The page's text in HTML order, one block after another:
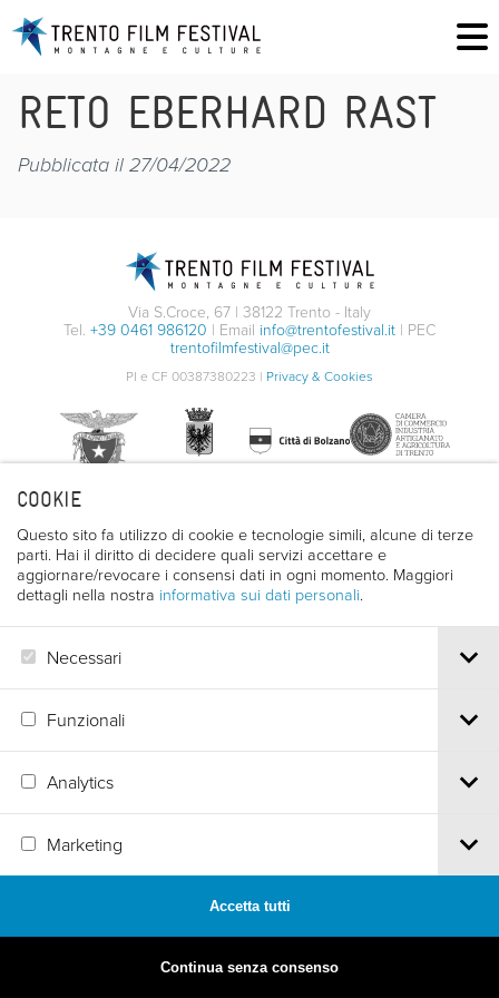
COOKIE
Questo sito fa utilizzo di cookie e tecnologie simili, alcune di terze
parti. Hai il diritto di decidere quali servizi accettare e
aggiornare/revocare i consensi dati in ogni momento. Maggiori
dettagli nella nostra informativa sui dati personali.
Necessari
Funzionali
Analytics
Marketing
Accetta tutti
Continua senza consenso
RETO EBERHARD RAST
Pubblicata il 27/04/2022
Via S.Croce, 67 | 38122 Trento - Italy
Tel. +39 0461 986120 | Email info@trentofestival.it | PEC
trentofilmfestival@pec.it
PI e CF 00387380223 | Privacy & Cookies